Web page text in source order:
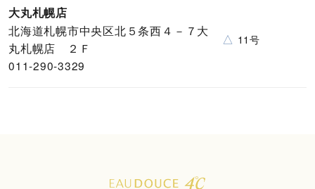
大丸札幌店
北海道札幌市中央区北５条西４－７大
丸札幌店 ２Ｆ
011-290-3329
△ 11号